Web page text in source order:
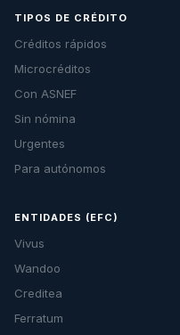
TIPOS DE CRÉDITO
Créditos rápidos
Microcréditos
Con ASNEF
Sin nómina
Urgentes
Para autónomos
ENTIDADES (EFC)
Vivus
Wandoo
Creditea
Ferratum